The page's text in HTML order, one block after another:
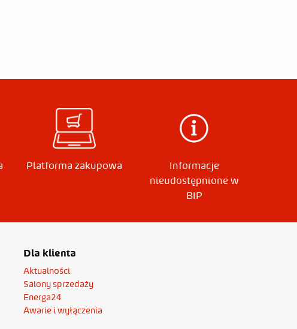
Platforma zakupowa
Informacje
nieudostępnione w
BIP
Dla klienta
Aktualności
Salony sprzedaży
Energa24
Awarie i wyłączenia